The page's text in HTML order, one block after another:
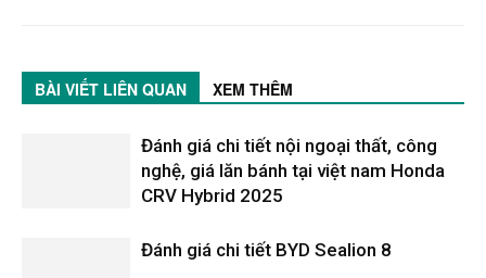
BÀI VIẾT LIÊN QUAN XEM THÊM
Đánh giá chi tiết nội ngoại thất, công
nghệ, giá lăn bánh tại việt nam Honda
CRV Hybrid 2025
Đánh giá chi tiết BYD Sealion 8